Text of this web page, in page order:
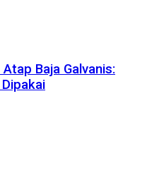
Baja Galvanis: